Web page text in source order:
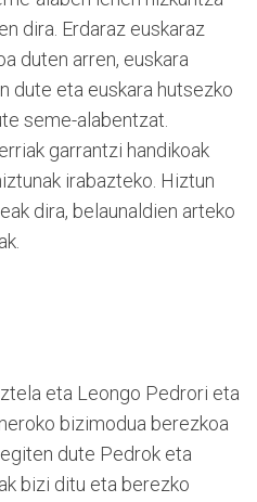
dira. Erdaraz euskaraz
duten arren, euskara
dute eta euskara hutsezko
seme-alabentzat.
garrantzi handikoak
irabazteko. Hiztun
dira, belaunaldien arteko
eta Leongo Pedrori eta
bizimodua berezkoa
dute Pedrok eta
bizi ditu eta berezko